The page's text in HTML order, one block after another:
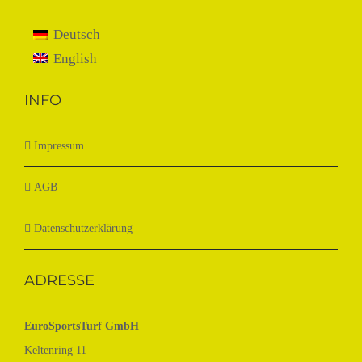
Deutsch
English
INFO
Impressum
AGB
Datenschutzerklärung
ADRESSE
EuroSportsTurf GmbH
Keltenring 11